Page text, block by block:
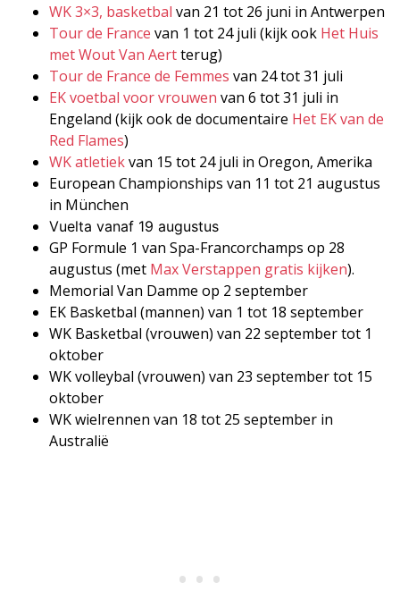
WK 3×3, basketbal van 21 tot 26 juni in Antwerpen
Tour de France van 1 tot 24 juli (kijk ook Het Huis
met Wout Van Aertterug)
Tour de France de Femmes van 24 tot 31 juli
EK voetbal voor vrouwen van 6 tot 31 juli in
Engeland (kijk ook de documentaire Het EK van de
Red Flames)
WK atletiekvan 15 tot 24 juli in Oregon, Amerika
European Championships van 11 tot 21 augustus
in München
Vuelta vanaf 19 augustus
GP Formule 1 van Spa-Francorchamps op 28
augustus (met Max Verstappen gratis kijken).
Memorial Van Damme op 2 september
EK Basketbal (mannen) van 1 tot 18 september
WK Basketbal (vrouwen) van 22 september tot 1
oktober
WK volleybal (vrouwen) van 23 september tot 15
oktober
WK wielrennen van 18 tot 25 september in
Australië